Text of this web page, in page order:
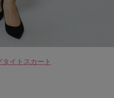
イトスカート